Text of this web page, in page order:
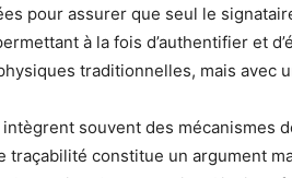
pour assurer que seul le
à la fois d’authentifier et
traditionnelles, mais avec
souvent des mécanismes
traçabilité constitue un argument